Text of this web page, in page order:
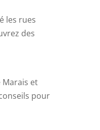
les rues
des
et
pour